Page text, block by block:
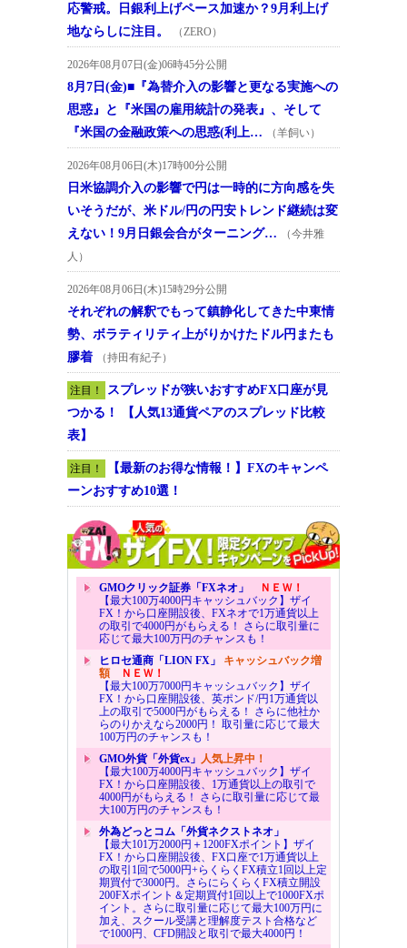
応警戒。日銀利上げペース加速か？9月利上げ
地ならしに注目。
（ZERO）
2026年08月07日(金)06時45分公開
8月7日(金)■『為替介入の影響と更なる実施への
思惑』と『米国の雇用統計の発表』、そして
『米国の金融政策への思惑(利上…
（羊飼い）
2026年08月06日(木)17時00分公開
日米協調介入の影響で円は一時的に方向感を失
いそうだが、米ドル/円の円安トレンド継続は変
えない！9月日銀会合がターニング…
（今井雅
人）
2026年08月06日(木)15時29分公開
それぞれの解釈でもって鎮静化してきた中東情
勢、ボラティリティ上がりかけたドル円またも
膠着
（持田有紀子）
注目！
スプレッドが狭いおすすめFX口座が見
つかる！ 【人気13通貨ペアのスプレッド比較
表】
注目！
【最新のお得な情報！】FXのキャンペ
ーンおすすめ10選！
GMOクリック証券「FXネオ」
ＮＥＷ！
【最大100万4000円キャッシュバック】ザイ
FX！から口座開設後、FXネオで1万通貨以上
の取引で4000円がもらえる！ さらに取引量に
応じて最大100万円のチャンスも！
ヒロセ通商「LION FX」 キャッシュバック増
額ＮＥＷ！
【最大100万7000円キャッシュバック】ザイ
FX！から口座開設後、英ポンド/円1万通貨以
上の取引で5000円がもらえる！ さらに他社か
らのりかえなら2000円！ 取引量に応じて最大
100万円のチャンスも！
GMO外貨「外貨ex」 人気上昇中！
【最大100万4000円キャッシュバック】ザイ
FX！から口座開設後、1万通貨以上の取引で
4000円がもらえる！ さらに取引量に応じて最
大100万円のチャンスも！
外為どっとコム「外貨ネクストネオ」
【最大101万2000円＋1200FXポイント】ザイ
FX！から口座開設後、FX口座で1万通貨以上
の取引1回で5000円+らくらくFX積立1回以上定
期買付で3000円。さらにらくらくFX積立開設
200FXポイント＆定期買付1回以上で1000FXポ
イント。さらに取引量に応じて最大100万円に
加え、スクール受講と理解度テスト合格など
で1000円、CFD開設と取引で最大4000円！